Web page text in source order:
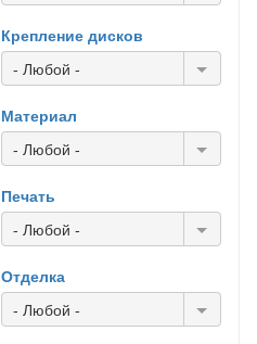
Крепление дисков
- Любой -
Материал
- Любой -
Печать
- Любой -
Отделка
- Любой -